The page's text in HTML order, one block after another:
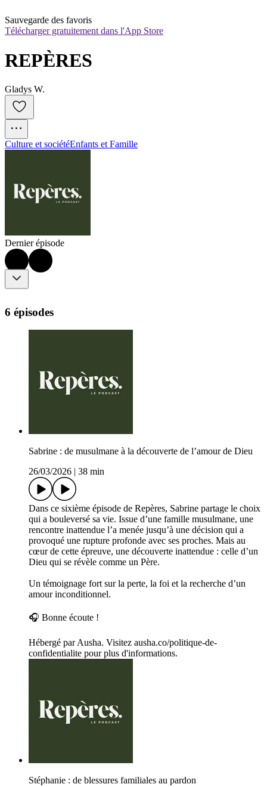
Sauvegarde des favoris
Télécharger gratuitement dans l'App Store
REPÈRES
Gladys W.
Culture et sociétéEnfants et Famille
Dernier épisode
6 épisodes
Sabrine : de musulmane à la découverte de l’amour de Dieu
26/03/2026
38 min
Dans ce sixième épisode de Repères, Sabrine partage le choix
qui a bouleversé sa vie. Issue d’une famille musulmane, une
rencontre inattendue l’a menée jusqu’à une décision qui a
provoqué une rupture profonde avec ses proches. Mais au
cœur de cette épreuve, une découverte inattendue : celle d’un
Dieu qui se révèle comme un Père.
Un témoignage fort sur la perte, la foi et la recherche d’un
amour inconditionnel.
🎧 Bonne écoute !
Hébergé par Ausha. Visitez ausha.co/politique-de-
confidentialite pour plus d'informations.
Stéphanie : de blessures familiales au pardon